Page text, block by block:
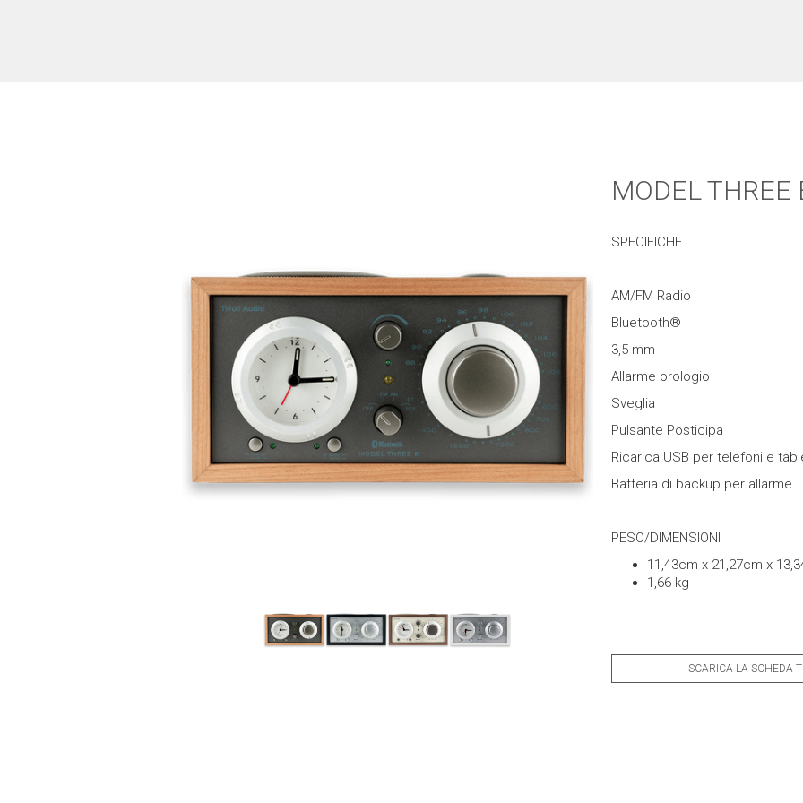
MODEL THREE
SPECIFICHE
AM/FM Radio
Bluetooth®
3,5 mm
Allarme orologio
Sveglia
Pulsante Posticipa
Ricarica USB per telefoni e
Batteria di backup per allarme
PESO/DIMENSIONI
11,43cm x 21,27cm x
1,66 kg
SCARICA LA SCHEDA